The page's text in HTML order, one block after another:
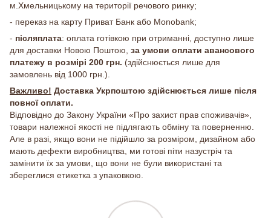
м.Хмельницькому на території речового ринку;
- переказ на карту Приват Банк або Monobank;
- післяплата: оплата готівкою при отриманні, доступно лише
для доставки Новою Поштою, за умови оплати авансового
платежу в розмірі 200 грн. (здійснюється лише для
замовлень від 1000 грн.).
Важливо! Доставка Укрпоштою здійснюється лише після
повної оплати.
Відповідно до Закону України «Про захист прав споживачів»,
товари належної якості не підлягають обміну та поверненню.
Але в разі, якщо вони не підійшло за розміром, дизайном або
мають дефекти виробництва, ми готові піти назустріч та
замінити їх за умови, що вони не були використані та
збереглися етикетка з упаковкою.